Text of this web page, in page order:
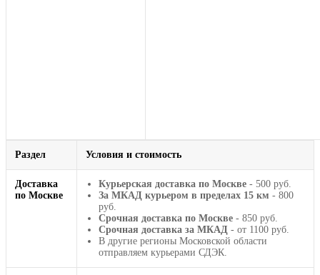
Раздел Условия и стоимость
Доставка
по Москве
Курьерская доставка по Москве - 500 руб.
За МКАД курьером в пределах 15 км - 800
руб.
Срочная доставка по Москве - 850 руб.
Срочная доставка за МКАД - от 1100 руб.
В другие регионы Московской области
отправляем курьерами СДЭК.